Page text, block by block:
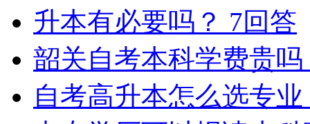
升本有必要吗？ 7回答
韶关自考本科学费贵吗
自考高升本怎么选专业